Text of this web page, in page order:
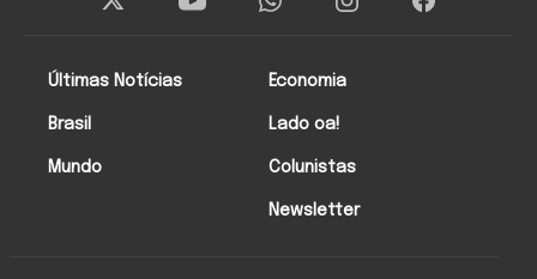
Últimas Notícias
Brasil
Mundo
Economia
Lado oa!
Colunistas
Newsletter